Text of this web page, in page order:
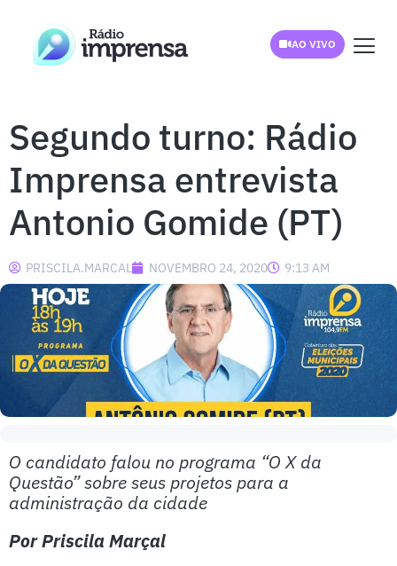
AO VIVO
Segundo turno: Rádio
Imprensa entrevista
Antonio Gomide (PT)
PRISCILA.MARCAL NOVEMBRO 24, 2020 9:13 AM
O candidato falou no programa “O X da
Questão” sobre seus projetos para a
administração da cidade
Por Priscila Marçal